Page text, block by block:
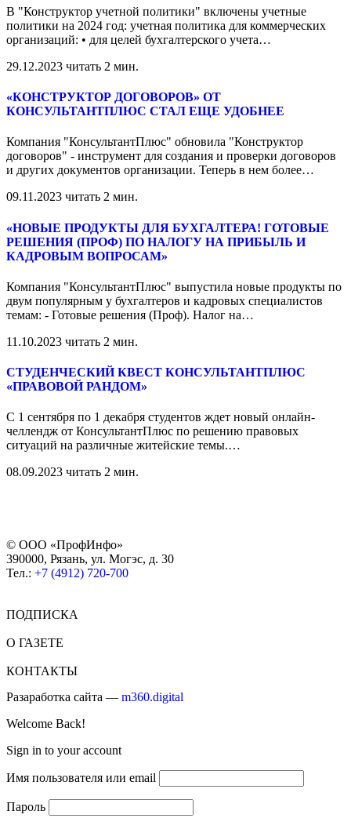
В "Конструктор учетной политики" включены учетные
политики на 2024 год: учетная политика для коммерческих
организаций: • для целей бухгалтерского учета…
29.12.2023 читать 2 мин.
«КОНСТРУКТОР ДОГОВОРОВ» ОТ
КОНСУЛЬТАНТПЛЮС СТАЛ ЕЩЕ УДОБНЕЕ
Компания "КонсультантПлюс" обновила "Конструктор
договоров" - инструмент для создания и проверки договоров
и других документов организации. Теперь в нем более…
09.11.2023 читать 2 мин.
«НОВЫЕ ПРОДУКТЫ ДЛЯ БУХГАЛТЕРА! ГОТОВЫЕ
РЕШЕНИЯ (ПРОФ) ПО НАЛОГУ НА ПРИБЫЛЬ И
КАДРОВЫМ ВОПРОСАМ»
Компания "КонсультантПлюс" выпустила новые продукты по
двум популярным у бухгалтеров и кадровых специалистов
темам: - Готовые решения (Проф). Налог на…
11.10.2023 читать 2 мин.
СТУДЕНЧЕСКИЙ КВЕСТ КОНСУЛЬТАНТПЛЮС
«ПРАВОВОЙ РАНДОМ»
С 1 сентября по 1 декабря студентов ждет новый онлайн-
челлендж от КонсультантПлюс по решению правовых
ситуаций на различные житейские темы.…
08.09.2023 читать 2 мин.
© ООО «ПрофИнфо»
390000, Рязань, ул. Могэс, д. 30
Тел.: +7 (4912) 720-700
ПОДПИСКА
О ГАЗЕТЕ
КОНТАКТЫ
Разаработка сайта — m360.digital
Welcome Back!
Sign in to your account
Имя пользователя или email
Пароль